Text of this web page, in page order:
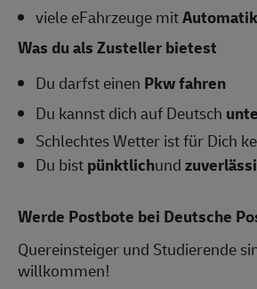
viele eFahrzeuge mitAutomatik
Was du als Zusteller bietest
Du darfst einen Pkw fahren
Du kannst dich auf Deutsch
Schlechtes Wetter ist für Dich
Du bistpünktlichund
Werde Postbote bei Deutsche
Quereinsteiger und Studierende
willkommen!